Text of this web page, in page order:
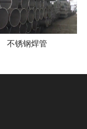
不锈钢焊管